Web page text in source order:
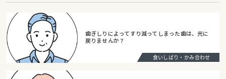
歯ぎしりによってすり減ってしまった歯は、元に
戻りませんか？
食いしばり・かみ合わせ